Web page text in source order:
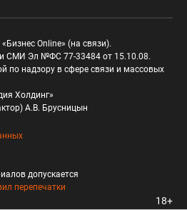
Online» (на связи).
СМИ Эл №ФС 77-33484 от 15.10.08.
по надзору в сфере связи и массовых
Холдинг»
А.В. Брусницын
допускается
перепечатки
18+